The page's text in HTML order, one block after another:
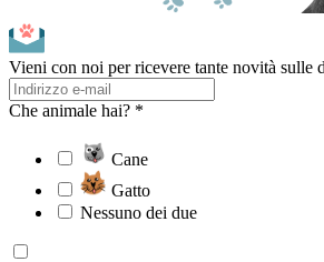
Vieni con noi per ricevere tante novità sulle
Che animale hai? *
Cane
Gatto
Nessuno dei due